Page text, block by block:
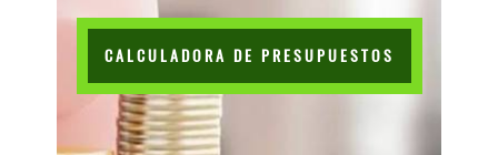
CALCULADORA DE PRESUPUESTOS